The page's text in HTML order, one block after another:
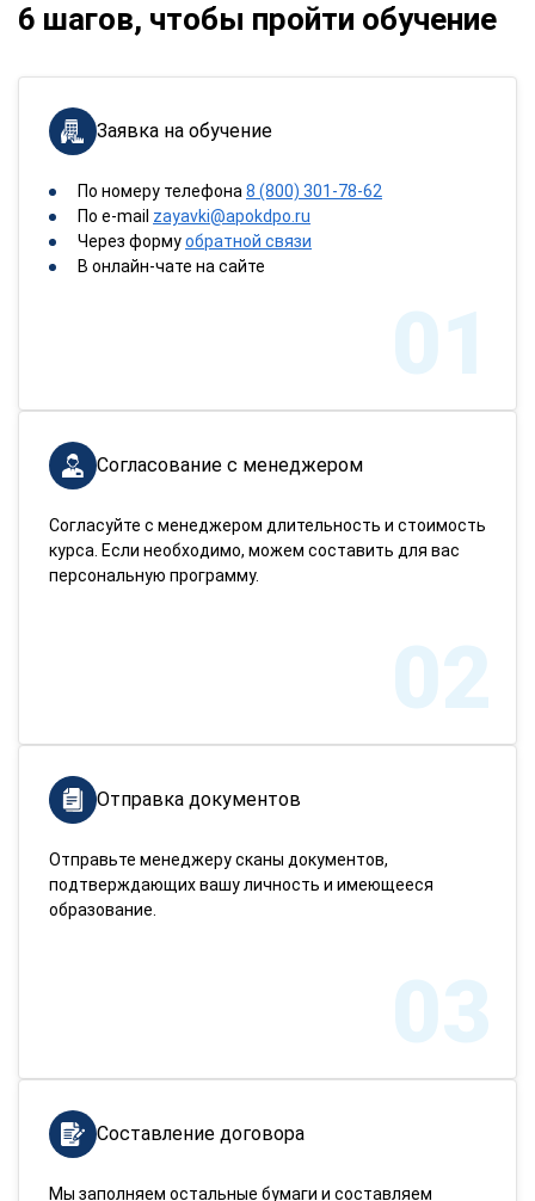
6 шагов, чтобы пройти обучение
Заявка на обучение
По номеру телефона 8 (800) 301-78-62
По e-mail zayavki@apokdpo.ru
Через формуобратной связи
В онлайн-чате на сайте
01
Согласование с менеджером
Согласуйте с менеджером длительность и стоимость
курса. Если необходимо, можем составить для вас
персональную программу.
02
Отправка документов
Отправьте менеджеру сканы документов,
подтверждающих вашу личность и имеющееся
образование.
03
Составление договора
Мы заполняем остальные бумаги и составляем